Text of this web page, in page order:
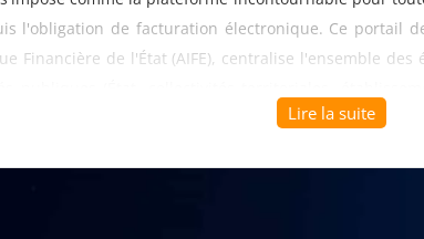
l'obligation de facturation électronique. Ce portail
Financière de l'État (AIFE), centralise l'ensemble
qui peinent à exploiter pleinement lesLire la suite